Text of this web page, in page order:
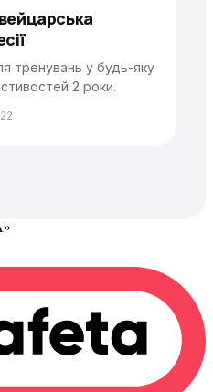
тренувань у будь-яку
2 роки.